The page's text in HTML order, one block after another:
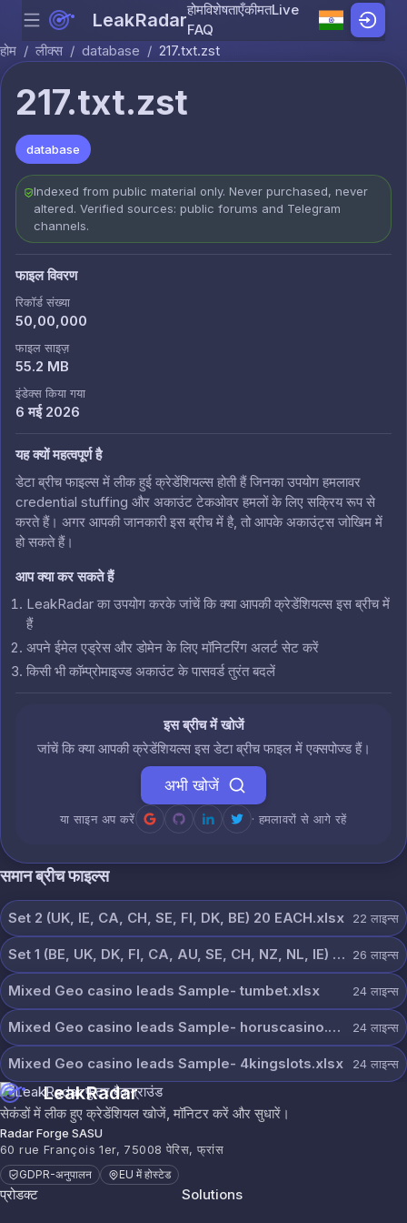
Skip to content
Menu LeakRadarहोमविशेषताएँकीमतLive
FAQ
होम / लीक्स / database / 217.txt.zst
217.txt.zst
database
Indexed from public material only. Never purchased, never
altered. Verified sources: public forums and Telegram
channels.
फाइल विवरण
रिकॉर्ड संख्या
50,00,000
फाइल साइज़
55.2 MB
इंडेक्स किया गया
6 मई 2026
यह क्यों महत्वपूर्ण है
डेटा ब्रीच फाइल्स में लीक हुई क्रेडेंशियल्स होती हैं जिनका उपयोग हमलावर
credential stuffing और अकाउंट टेकओवर हमलों के लिए सक्रिय रूप से
करते हैं। अगर आपकी जानकारी इस ब्रीच में है, तो आपके अकाउंट्स जोखिम में
हो सकते हैं।
आप क्या कर सकते हैं
LeakRadar का उपयोग करके जांचें कि क्या आपकी क्रेडेंशियल्स इस ब्रीच में
हैं
अपने ईमेल एड्रेस और डोमेन के लिए मॉनिटरिंग अलर्ट सेट करें
किसी भी कॉम्प्रोमाइज्ड अकाउंट के पासवर्ड तुरंत बदलें
इस ब्रीच में खोजें
जांचें कि क्या आपकी क्रेडेंशियल्स इस डेटा ब्रीच फाइल में एक्सपोज्ड हैं।
अभी खोजें
या साइन अप करें · हमलावरों से आगे रहें
समान ब्रीच फाइल्स
Set 2 (UK, IE, CA, CH, SE, FI, DK, BE) 20 EACH.xlsx 22 लाइन्स
Set 1 (BE, UK, DK, FI, CA, AU, SE, CH, NZ, NL, IE) 20 each.xlsx 26 लाइन्स
Mixed Geo casino leads Sample- tumbet.xlsx 24 लाइन्स
Mixed Geo casino leads Sample- horuscasino.xlsx 24 लाइन्स
Mixed Geo casino leads Sample- 4kingslots.xlsx 24 लाइन्स
LeakRadar
सेकंडों में लीक हुए क्रेडेंशियल खोजें, मॉनिटर करें और सुधारें।
Radar Forge SASU
60 rue François 1er, 75008 पेरिस, फ्रांस
GDPR-अनुपालन EU में होस्टेड
प्रोडक्ट Solutions